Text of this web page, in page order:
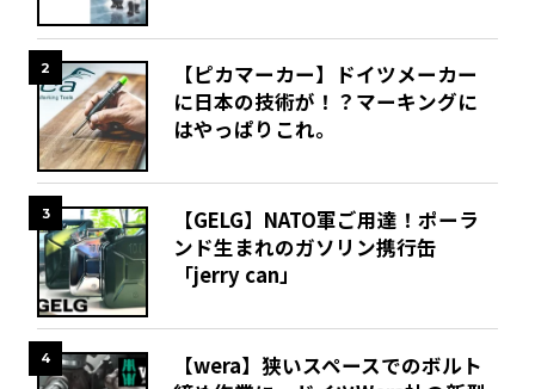
2
【ピカマーカー】ドイツメーカー
に日本の技術が！？マーキングに
はやっぱりこれ。
3
【GELG】NATO軍ご用達！ポーラ
ンド生まれのガソリン携行缶
「jerry can」
4
【wera】狭いスペースでのボルト